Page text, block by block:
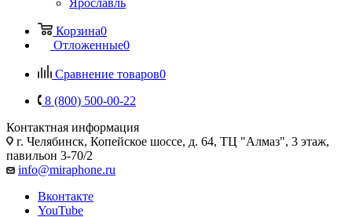
Ярославль
Корзина0
Отложенные0
Сравнение товаров0
8 (800) 500-00-22
Контактная информация
г. Челябинск, Копейское шоссе, д. 64, ТЦ "Алмаз", 3 этаж,
павильон 3-70/2
info@miraphone.ru
Вконтакте
YouTube